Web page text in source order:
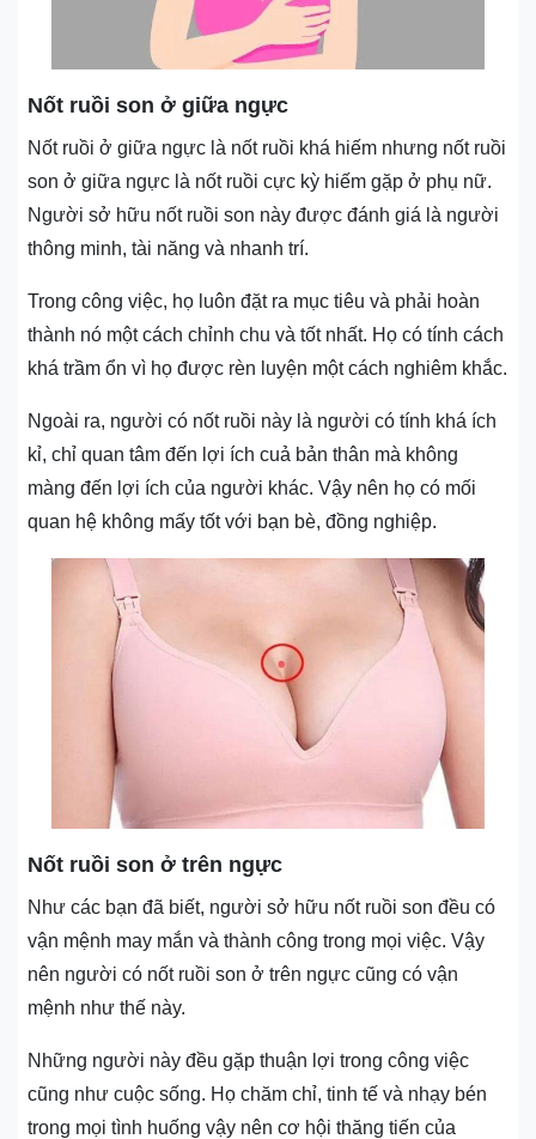
Nốt ruồi son ở giữa ngực
Nốt ruồi ở giữa ngực là nốt ruồi khá hiếm nhưng nốt ruồi
son ở giữa ngực là nốt ruồi cực kỳ hiếm gặp ở phụ nữ.
Người sở hữu nốt ruồi son này được đánh giá là người
thông minh, tài năng và nhanh trí.
Trong công việc, họ luôn đặt ra mục tiêu và phải hoàn
thành nó một cách chỉnh chu và tốt nhất. Họ có tính cách
khá trầm ổn vì họ được rèn luyện một cách nghiêm khắc.
Ngoài ra, người có nốt ruồi này là người có tính khá ích
kỉ, chỉ quan tâm đến lợi ích cuả bản thân mà không
màng đến lợi ích của người khác. Vậy nên họ có mối
quan hệ không mấy tốt với bạn bè, đồng nghiệp.
Nốt ruồi son ở trên ngực
Như các bạn đã biết, người sở hữu nốt ruồi son đều có
vận mệnh may mắn và thành công trong mọi việc. Vậy
nên người có nốt ruồi son ở trên ngực cũng có vận
mệnh như thế này.
Những người này đều gặp thuận lợi trong công việc
cũng như cuộc sống. Họ chăm chỉ, tinh tế và nhạy bén
trong mọi tình huống vậy nên cơ hội thăng tiến của